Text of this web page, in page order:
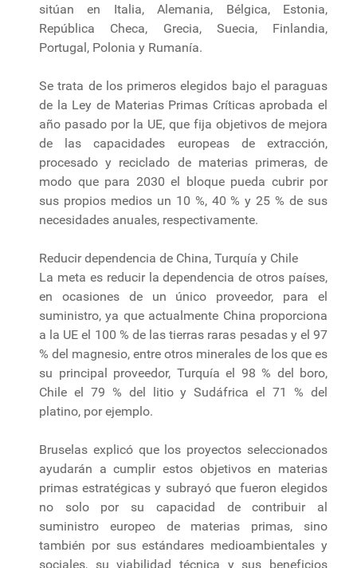
sitúan en Italia, Alemania, Bélgica, Estonia,
República Checa, Grecia, Suecia, Finlandia,
Portugal, Polonia y Rumanía.
Se trata de los primeros elegidos bajo el paraguas
de la Ley de Materias Primas Críticas aprobada el
año pasado por la UE, que fija objetivos de mejora
de las capacidades europeas de extracción,
procesado y reciclado de materias primeras, de
modo que para 2030 el bloque pueda cubrir por
sus propios medios un 10 %, 40 % y 25 % de sus
necesidades anuales, respectivamente.
Reducir dependencia de China, Turquía y Chile
La meta es reducir la dependencia de otros países,
en ocasiones de un único proveedor, para el
suministro, ya que actualmente China proporciona
a la UE el 100 % de las tierras raras pesadas y el 97
% del magnesio, entre otros minerales de los que es
su principal proveedor, Turquía el 98 % del boro,
Chile el 79 % del litio y Sudáfrica el 71 % del
platino, por ejemplo.
Bruselas explicó que los proyectos seleccionados
ayudarán a cumplir estos objetivos en materias
primas estratégicas y subrayó que fueron elegidos
no solo por su capacidad de contribuir al
suministro europeo de materias primas, sino
también por sus estándares medioambientales y
sociales, su viabilidad técnica y sus beneficios